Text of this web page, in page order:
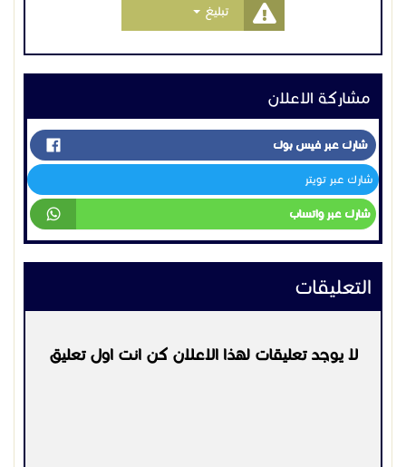
تبليغ Toggle Dropdown
مشاركة الاعلان
شارك عبر فيس بوك
شارك عبر تويتر
شارك عبر واتساب
التعليقات
لا يوجد تعليقات لهذا الاعلان كن انت اول تعليق